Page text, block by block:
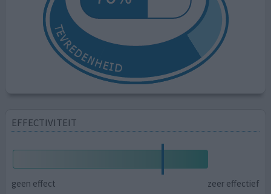
EFFECTIVITEIT
geen effect zeer effectief